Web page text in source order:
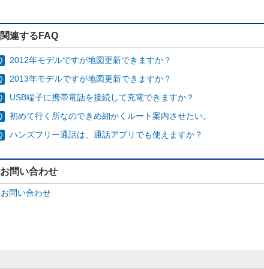
関連するFAQ
2012年モデルですが地図更新できますか？
2013年モデルですが地図更新できますか？
USB端子に携帯電話を接続して充電できますか？
初めて行く所なのできめ細かくルート案内させたい。
ハンズフリー通話は、通話アプリでも使えますか？
お問い合わせ
お問い合わせ